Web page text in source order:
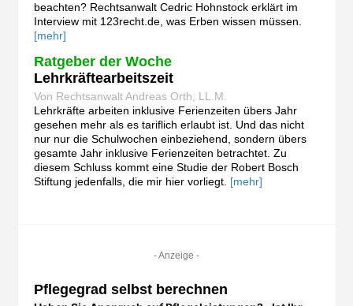
beachten? Rechtsanwalt Cedric Hohnstock erklärt im
Interview mit 123recht.de, was Erben wissen müssen.
[mehr]
Ratgeber der Woche
Lehrkräftearbeitszeit
Von Rechtsanwalt Andreas Orth, LL.M.
Lehrkräfte arbeiten inklusive Ferienzeiten übers Jahr
gesehen mehr als es tariflich erlaubt ist. Und das nicht
nur nur die Schulwochen einbeziehend, sondern übers
gesamte Jahr inklusive Ferienzeiten betrachtet. Zu
diesem Schluss kommt eine Studie der Robert Bosch
Stiftung jedenfalls, die mir hier vorliegt. [mehr]
- Anzeige -
Pflegegrad selbst berechnen